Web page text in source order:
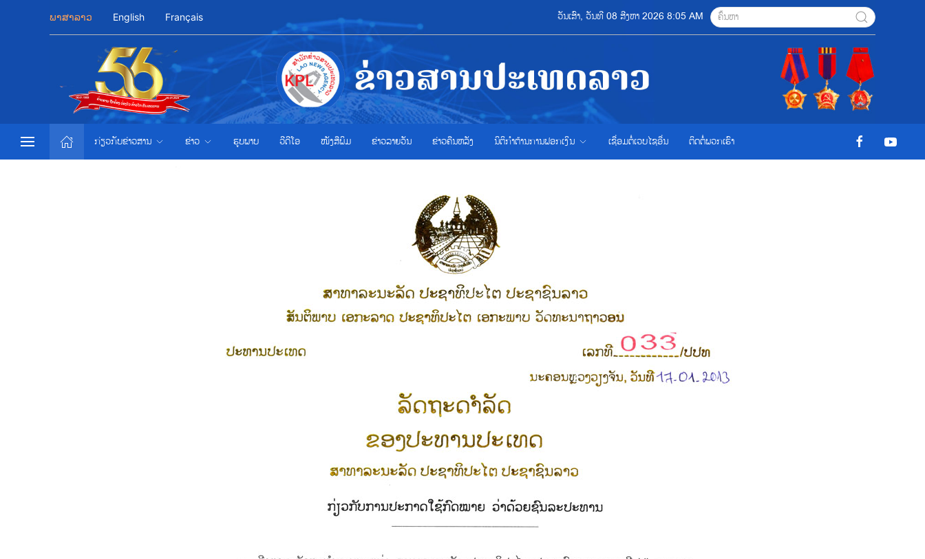
ພາສາລາວ English Français ວັນເສົາ, ວັນທີ 08 ສີງຫາ 2026 8:05 AM
ກ່ຽວກັບຂ່າວສານ ຂ່າວ ຮູບພາບ ວີດີໂອ ໜັງສືພິມ ຂ່າວ​ລາຍ​ວັນ ຂ່າວຄືນຫລັງ ນິຕິກຳຕ້ານການຟອກເງິນ ເຊື່ອມຕໍ່ເວບໄຊອ່ືນ ຕິດຕໍ່ພວກເຮົາ